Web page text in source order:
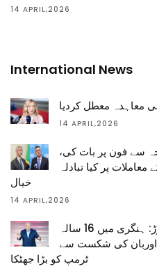
14 APRIL,2026
International News
معاہدہ معطل کردیا
14 APRIL,2026
سے فون پر بات کی،
معاملات پر کیا تبادلہ
خیال
14 APRIL,2026
یورپ کی سیاست میں نیا موڑ: ہنگری میں 16 سالہ
اوربان کی شکست سے
ٹرمپ کو بڑا جھٹکا